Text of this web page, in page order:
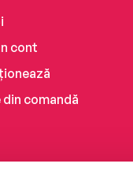
cont
comandă